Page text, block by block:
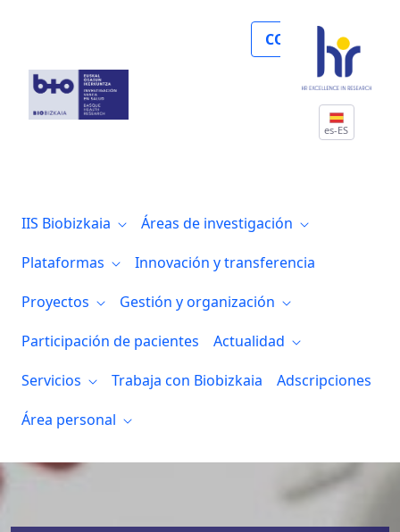
COLABORA
es-ES
IIS Biobizkaia
Áreas de investigación
Plataformas
Innovación y transferencia
Proyectos
Gestión y organización
Participación de pacientes
Actualidad
Servicios
Trabaja con Biobizkaia
Adscripciones
Área personal